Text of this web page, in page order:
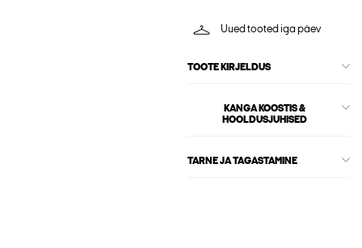
Uued tooted iga päev
TOOTE KIRJELDUS
KANGA KOOSTIS &
HOOLDUSJUHISED
TARNE JA TAGASTAMINE